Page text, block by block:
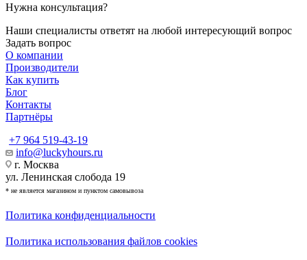
Нужна консультация?
Наши специалисты ответят на любой интересующий вопрос
Задать вопрос
О компании
Производители
Как купить
Блог
Контакты
Партнёры
+7 964 519-43-19
info@luckyhours.ru
г. Москва
ул. Ленинская слобода 19
* не является магазином и пунктом самовывоза
Политика конфиденциальности
Политика использования файлов cookies